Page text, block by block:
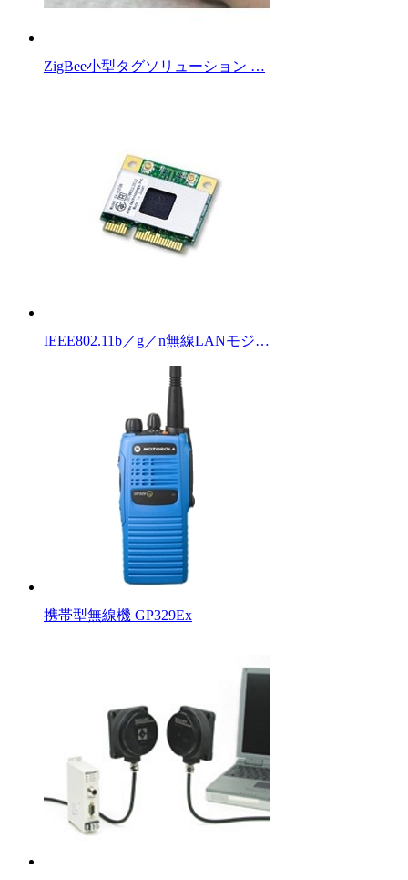
ZigBee小型タグソリューション …
IEEE802.11b／g／n無線LANモジ…
携帯型無線機 GP329Ex